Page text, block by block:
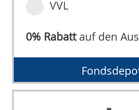
VVL
0% Rabattauf den